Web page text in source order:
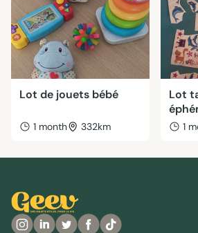
Lot de jouets bébé
1 month 332km
Lot
1